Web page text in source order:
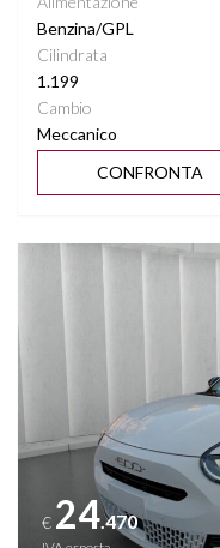
Benzina/GPL
Cilindrata
1.199
Cambio
Meccanico
CONFRONTA
Vedi dettagli
€ 24.470